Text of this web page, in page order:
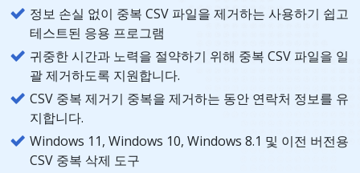
정보 손실 없이 중복 CSV 파일을 제거하는 사용하기 쉽고
테스트된 응용 프로그램
귀중한 시간과 노력을 절약하기 위해 중복 CSV 파일을 일
괄 제거하도록 지원합니다.
CSV 중복 제거기 중복을 제거하는 동안 연락처 정보를 유
지합니다.
Windows 11, Windows 10, Windows 8.1 및 이전 버전용
CSV 중복 삭제 도구